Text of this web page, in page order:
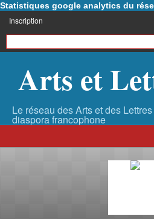
Statistiques google analytics du
Inscription
Arts et